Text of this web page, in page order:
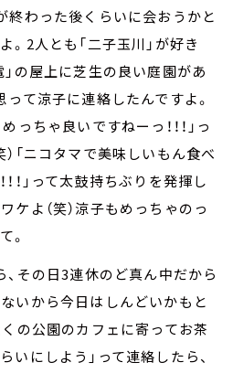
終わった後くらいに会おうかと
。2人とも「二子玉川」が好き
」の屋上に芝生の良い庭園があ
って涼子に連絡したんですよ。
っちゃ良いですねーっ！！！」っ
「ニコタマで美味しいもん食べ
！」って太鼓持ちぶりを発揮し
ケよ（笑）涼子もめっちゃのっ
。
、その日3連休のど真ん中だから
いから今日はしんどいかもと
くの公園のカフェに寄ってお茶
いにしよう」って連絡したら、